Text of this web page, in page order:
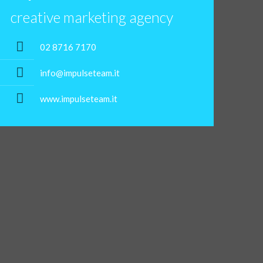
creative marketing agency
02 8716 7170
info@impulseteam.it
www.impulseteam.it